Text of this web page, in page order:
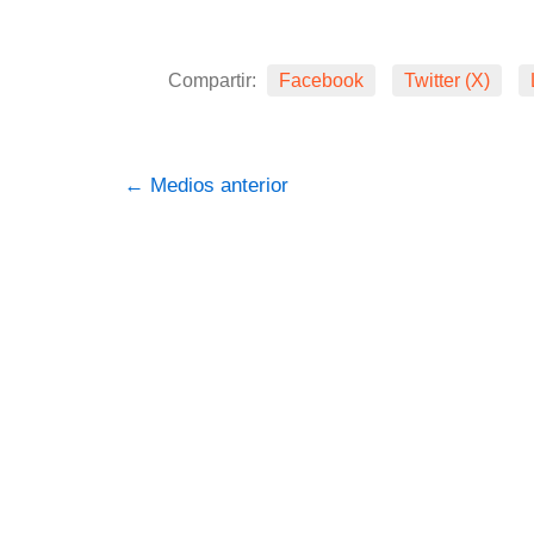
Compartir: Facebook Twitter (X)
← Medios anterior